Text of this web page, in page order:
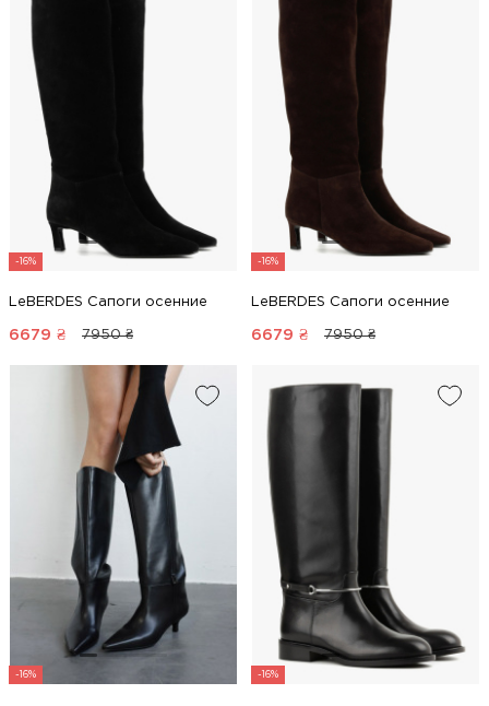
-16%
LeBERDES Сапоги осенние
6679 ₴ 7950 ₴
-16%
LeBERDES Сапоги осенние
6679 ₴ 7950 ₴
-16% -16%